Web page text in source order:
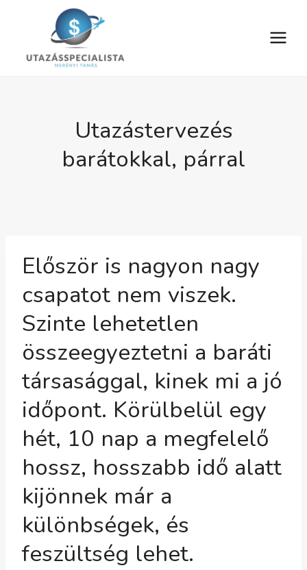
Utazástervezés
barátokkal, párral
Először is nagyon nagy
csapatot nem viszek.
Szinte lehetetlen
összeegyeztetni a baráti
társasággal, kinek mi a jó
időpont. Körülbelül egy
hét, 10 nap a megfelelő
hossz, hosszabb idő alatt
kijönnek már a
különbségek, és
feszültség lehet.